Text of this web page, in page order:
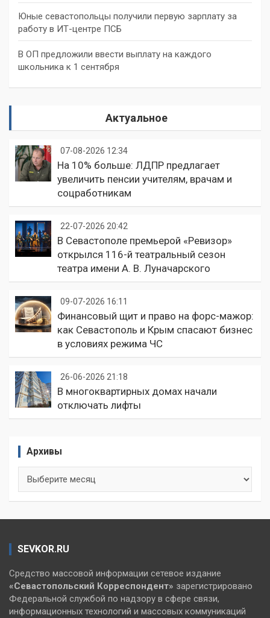
Юные севастопольцы получили первую зарплату за
работу в ИТ-центре ПСБ
В ОП предложили ввести выплату на каждого
школьника к 1 сентября
Актуальное
07-08-2026 12:34
На 10% больше: ЛДПР предлагает
увеличить пенсии учителям, врачам и
соцработникам
22-07-2026 20:42
В Севастополе премьерой «Ревизор»
открылся 116-й театральный сезон
театра имени А. В. Луначарского
09-07-2026 16:11
Финансовый щит и право на форс-мажор:
как Севастополь и Крым спасают бизнес
в условиях режима ЧС
26-06-2026 21:18
В многоквартирных домах начали
отключать лифты
Архивы
SEVKOR.RU
Средство массовой информации сетевое издание
«Севастопольский Корреспондент» зарегистрировано
Федеральной службой по надзору в сфере связи,
информационных технологий и массовых коммуникаций